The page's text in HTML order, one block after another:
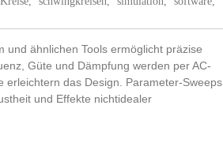
und ähnlichen Tools ermöglicht präzise
Güte und Dämpfung werden per AC-
das Design. Parameter-Sweeps,
und Effekte nichtidealer